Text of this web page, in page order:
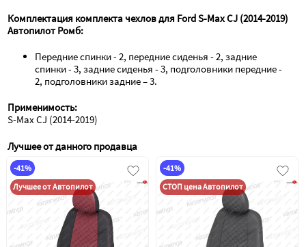
Комплектация комплекта чехлов для Ford S-Max CJ (2014-2019)
Автопилот Ромб:
Передние спинки - 2, передние сиденья - 2, задние
спинки - 3, задние сиденья - 3, подголовники передние -
2, подголовники задние – 3.
Применимость:
S-Max CJ (2014-2019)
Лучшее от данного продавца
-41%
Лучшее от Автопилот
-41%
СТОП цена Автопилот